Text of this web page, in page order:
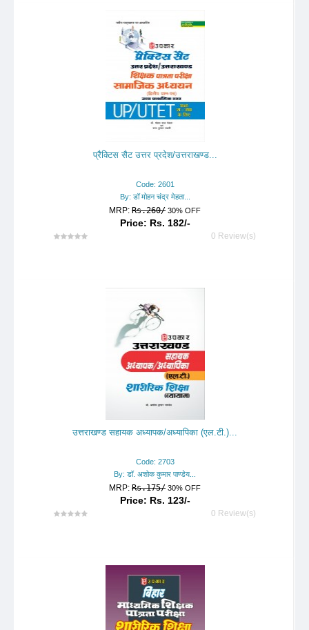
प्रैक्टिस सैट उत्तर प्रदेश/उत्तराखण्ड...
Code: 2601
By: डॉ मोहन चंद्र मेहता...
MRP:Rs.260/ 30% OFF
Price: Rs. 182/-
0 Review(s)
उत्तराखण्ड सहायक अध्यापक/अध्यापिका (एल.टी.)...
Code: 2703
By: डॉ. अशोक कुमार पाण्डेय...
MRP:Rs.175/ 30% OFF
Price: Rs. 123/-
0 Review(s)